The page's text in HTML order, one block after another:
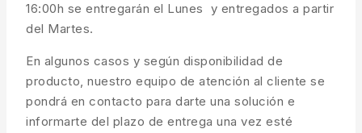
16:00h se entregarán el Lunes y entregados a partir
del Martes.
En algunos casos y según disponibilidad de
producto, nuestro equipo de atención al cliente se
pondrá en contacto para darte una solución e
informarte del plazo de entrega una vez esté